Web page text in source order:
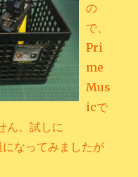
の
で、
Pri
me
Mus
icで
ん。試しに
なってみましたが